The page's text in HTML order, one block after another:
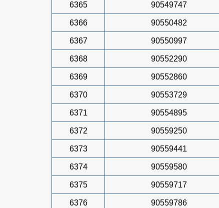
6365 90549747
6366 90550482
6367 90550997
6368 90552290
6369 90552860
6370 90553729
6371 90554895
6372 90559250
6373 90559441
6374 90559580
6375 90559717
6376 90559786